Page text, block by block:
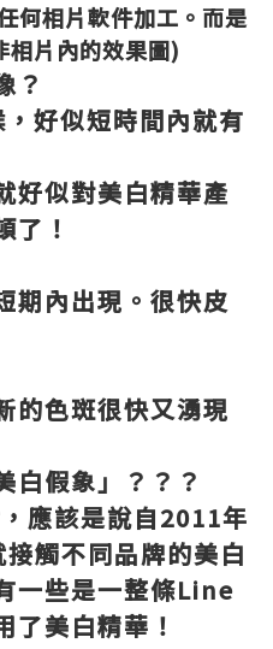
何相片軟件加工。而是
相片內的效果圖)
？
好似短時間內就有
好似對美白精華產
了！
期內出現。很快皮
的色斑很快又湧現
白假象」？？？
應該是說自2011年
觸不同品牌的美白
一些是一整條Line
了美白精華！